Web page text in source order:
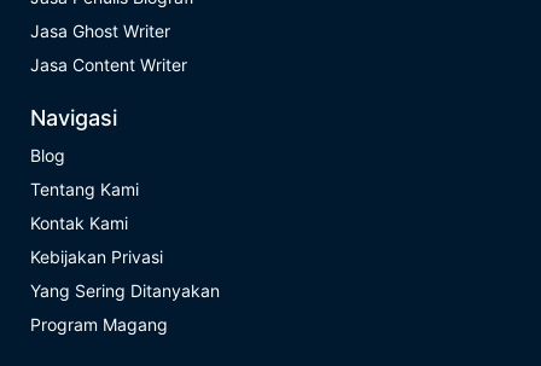
Jasa Ghost Writer
Jasa Content Writer
Navigasi
Blog
Tentang Kami
Kontak Kami
Kebijakan Privasi
Yang Sering Ditanyakan
Program Magang